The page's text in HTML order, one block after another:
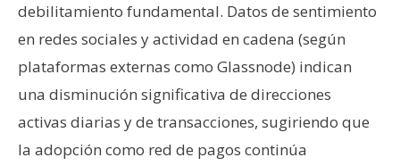
debilitamiento fundamental. Datos de sentimiento
en redes sociales y actividad en cadena (según
plataformas externas como Glassnode) indican
una disminución significativa de direcciones
activas diarias y de transacciones, sugiriendo que
la adopción como red de pagos continúa